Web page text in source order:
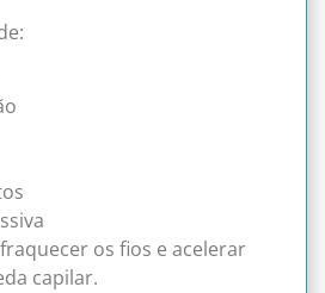
os fios e acelerar
capilar.